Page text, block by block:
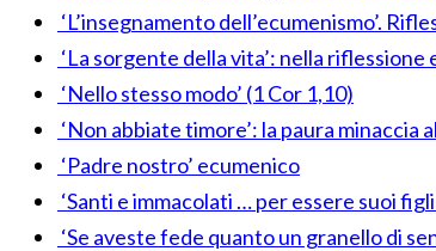
‘L’insegnamento dell’ecumenismo’.
‘La sorgente della vita’: nella riflessione
‘Nello stesso modo’ (1 Cor 1,10)
‘Non abbiate timore’: la paura minaccia
‘Padre nostro’ ecumenico
‘Santi e immacolati … per essere suoi
‘Se aveste fede quanto un granello di